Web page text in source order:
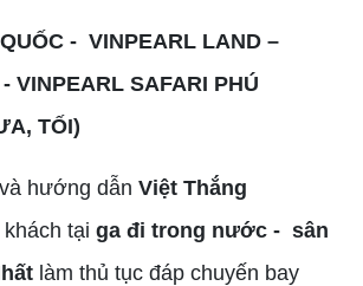
- VINPEARL LAND –
VINPEARL SAFARI PHÚ
TỐI)
hướng dẫn Việt Thắng
tại ga đi trong nước - sân
làm thủ tục đáp chuyến bay